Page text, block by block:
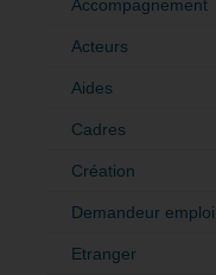
Accompagnement
Acteurs
Aides
Cadres
Création
Demandeur emploi
Etranger